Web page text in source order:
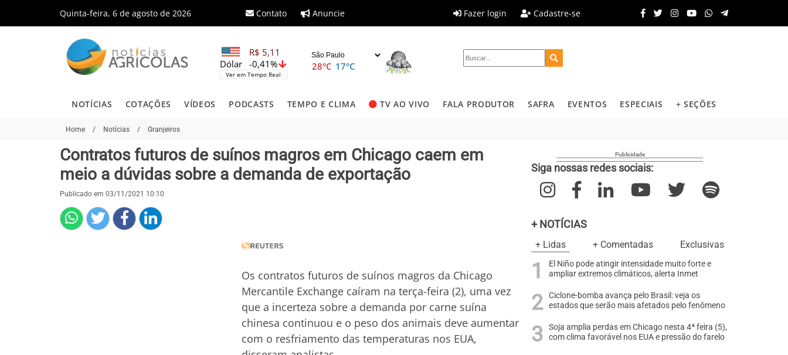
Quinta-feira, 6 de agosto de 2026 Contato Anuncie Fazer login Cadastre-se
R$ 5,11
-0,41%
Dólar
Ver em Tempo Real
28°C 17°C
NOTÍCIAS COTAÇÕES VÍDEOS PODCASTS TEMPO E CLIMA TV AO VIVO FALA PRODUTOR SAFRA EVENTOS ESPECIAIS + SEÇÕES
Home / Notícias / Granjeiros
Contratos futuros de suínos magros em Chicago caem em
meio a dúvidas sobre a demanda de exportação
Publicado em 03/11/2021 10:10
Os contratos futuros de suínos magros da Chicago
Mercantile Exchange caíram na terça-feira (2), uma vez
que a incerteza sobre a demanda por carne suína
chinesa continuou e o peso dos animais deve aumentar
com o resfriamento das temperaturas nos EUA,
Siga nossas redes sociais:
+ NOTÍCIAS
+ Lidas + Comentadas Exclusivas
El Niño pode atingir intensidade muito forte e
ampliar extremos climáticos, alerta Inmet
Ciclone-bomba avança pelo Brasil: veja os
estados que serão mais afetados pelo fenômeno
Soja amplia perdas em Chicago nesta 4ª feira (5),
com clima favorável nos EUA e pressão do farelo